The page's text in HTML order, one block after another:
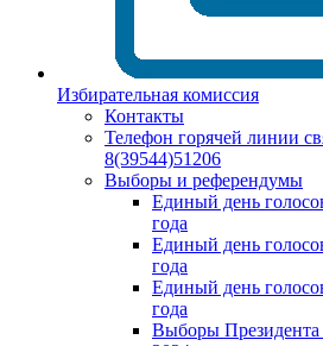
Избирательная комиссия
Контакты
Телефон горячей линии
8(39544)51206
Выборы и референдумы
Единый день
года
Единый день
года
Единый день
года
Выборы Президента